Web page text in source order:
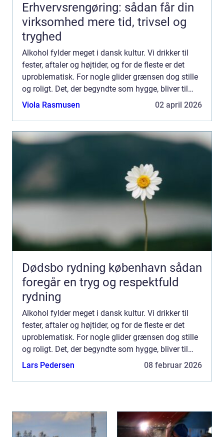
Erhvervsrengøring: sådan får din
virksomhed mere tid, trivsel og
tryghed
Alkohol fylder meget i dansk kultur. Vi drikker til
fester, aftaler og højtider, og for de fleste er det
uproblematisk. For nogle glider grænsen dog stille
og roligt. Det, der begyndte som hygge, bliver til
noget, der styrer hverdagen. Når alkoholen ...
Viola Rasmusen 02 april 2026
Dødsbo rydning københavn sådan
foregår en tryg og respektfuld
rydning
Alkohol fylder meget i dansk kultur. Vi drikker til
fester, aftaler og højtider, og for de fleste er det
uproblematisk. For nogle glider grænsen dog stille
og roligt. Det, der begyndte som hygge, bliver til
noget, der styrer hverdagen. Når alkoholen ...
Lars Pedersen 08 februar 2026